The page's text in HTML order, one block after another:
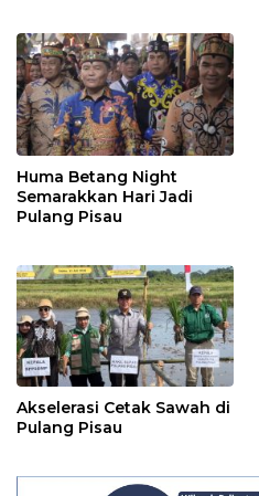
Huma Betang Night
Semarakkan Hari Jadi
Pulang Pisau
Akselerasi Cetak Sawah di
Pulang Pisau